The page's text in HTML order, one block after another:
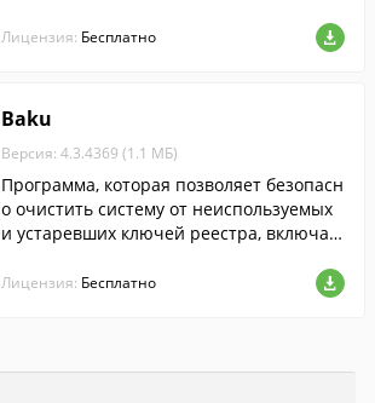
Лицензия: Бесплатно
Baku
Версия: 4.3.4369 (1.1 МБ)
Программа, которая позволяет безопасн
о очистить систему от неиспользуемых
и устаревших ключей реестра, включая
йлов, пустых папок и прочего системног
о мусора, повышая производительность
Лицензия: Бесплатно